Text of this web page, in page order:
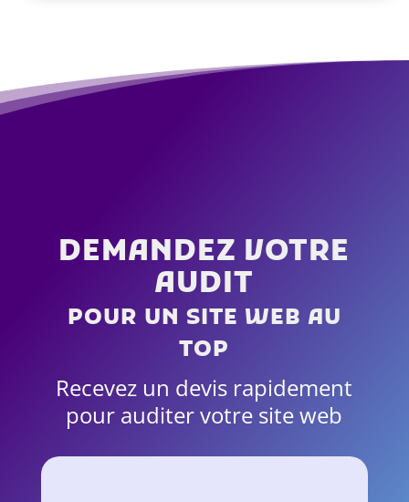
DEMANDEZ VOTRE
AUDIT
POUR UN SITE WEB AU
TOP
Recevez un devis rapidement
pour auditer votre site web